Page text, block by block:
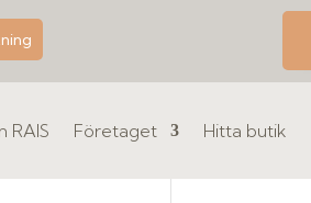
RAIS Företaget Hitta butik